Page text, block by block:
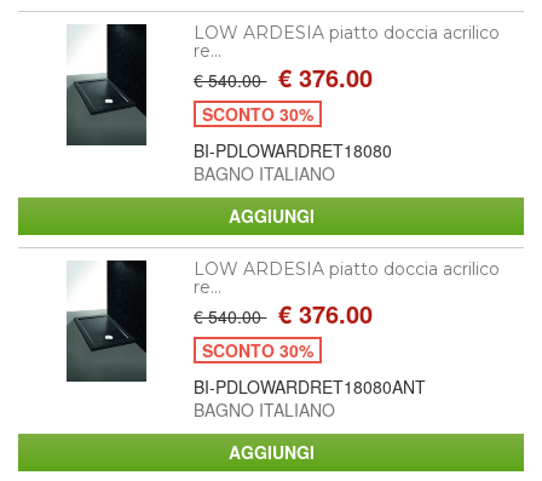
LOW ARDESIA piatto doccia acrilico
re...
€ 540.00 € 376.00
SCONTO 30%
BI-PDLOWARDRET18080
BAGNO ITALIANO
LOW ARDESIA piatto doccia acrilico
re...
€ 540.00 € 376.00
SCONTO 30%
BI-PDLOWARDRET18080ANT
BAGNO ITALIANO